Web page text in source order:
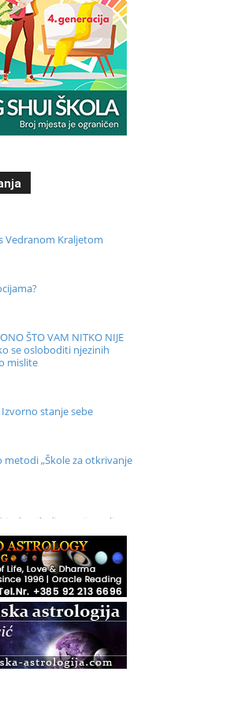
Vedranom Kraljetom
ŠTO VAM NITKO NIJE
se osloboditi njezinih
mislite
stanje sebe
metodi „Škole za otkrivanje
iz drugih dimenzija Online –
tečaj, Zagreb i Online
stres